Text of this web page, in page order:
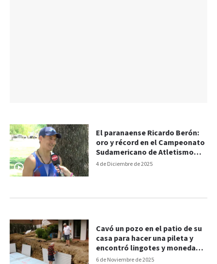
4 de Diciembre de 2025
El paranaense Ricardo Berón:
oro y récord en el Campeonato
Sudamericano de Atletismo
Máster
6 de Noviembre de 2025
Cavó un pozo en el patio de su
casa para hacer una pileta y
encontró lingotes y monedas
de oro